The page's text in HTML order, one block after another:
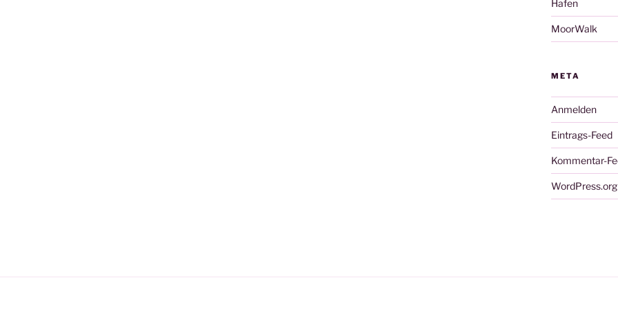
Hafen
MoorWalk
META
Anmelden
Eintrags-Feed
Kommentar-
WordPress.org